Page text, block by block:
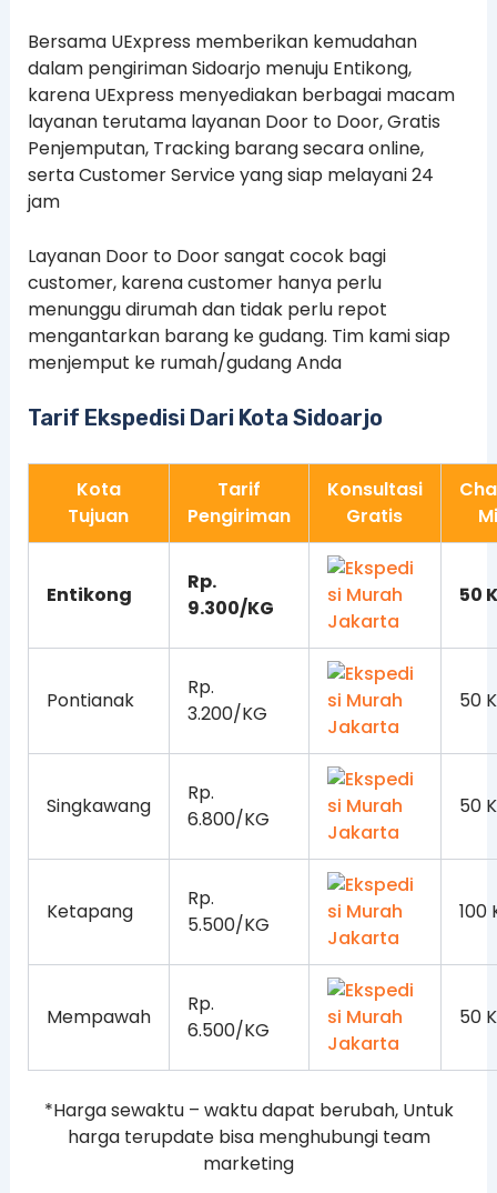
Bersama UExpress memberikan kemudahan
dalam pengiriman Sidoarjo menuju Entikong,
karena UExpress menyediakan berbagai macam
layanan terutama layanan Door to Door, Gratis
Penjemputan, Tracking barang secara online,
serta Customer Service yang siap melayani 24
jam
Layanan Door to Door sangat cocok bagi
customer, karena customer hanya perlu
menunggu dirumah dan tidak perlu repot
mengantarkan barang ke gudang. Tim kami siap
menjemput ke rumah/gudang Anda
Tarif Ekspedisi Dari Kota Sidoarjo
Kota
Tujuan
Tarif
Pengiriman
Konsultasi
Gratis
Entikong
Rp.
9.300/KG
50
Pontianak
Rp.
3.200/KG
50
Singkawang
Rp.
6.800/KG
50
Ketapang
Rp.
5.500/KG
100
Mempawah
Rp.
6.500/KG
50
*Harga sewaktu – waktu dapat berubah, Untuk
harga terupdate bisa menghubungi team
marketing